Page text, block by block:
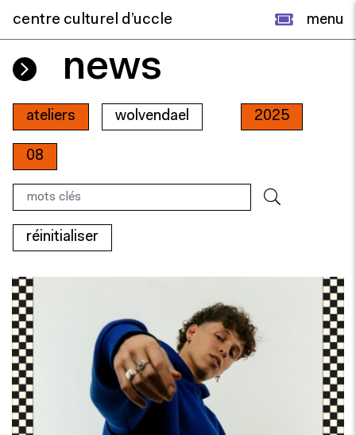
centre culturel d’uccle menu
news
ateliers wolvendael 2025
08
réinitialiser